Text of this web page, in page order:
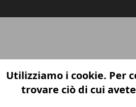
Utilizziamo i cookie. Per
trovare ciò di cui